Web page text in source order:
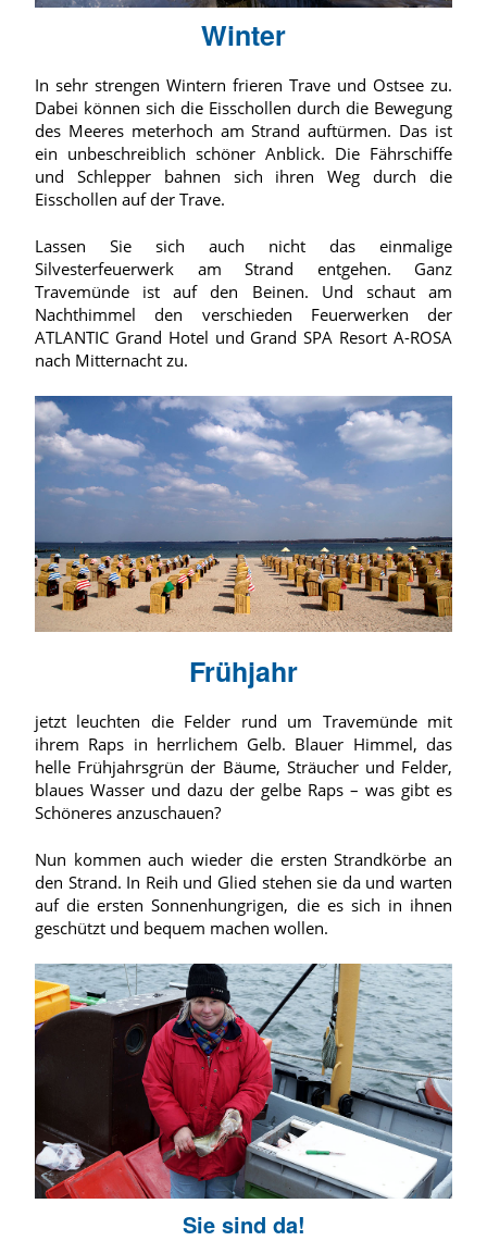
Winter
In sehr strengen Wintern frieren Trave und Ostsee zu.
Dabei können sich die Eisschollen durch die Bewegung
des Meeres meterhoch am Strand auftürmen. Das ist
ein unbeschreiblich schöner Anblick. Die Fährschiffe
und Schlepper bahnen sich ihren Weg durch die
Eisschollen auf der Trave.
Lassen Sie sich auch nicht das einmalige
Silvesterfeuerwerk am Strand entgehen. Ganz
Travemünde ist auf den Beinen. Und schaut am
Nachthimmel den verschieden Feuerwerken der
ATLANTIC Grand Hotel und Grand SPA Resort A-ROSA
nach Mitternacht zu.
Frühjahr
jetzt leuchten die Felder rund um Travemünde mit
ihrem Raps in herrlichem Gelb. Blauer Himmel, das
helle Frühjahrsgrün der Bäume, Sträucher und Felder,
blaues Wasser und dazu der gelbe Raps – was gibt es
Schöneres anzuschauen?
Nun kommen auch wieder die ersten Strandkörbe an
den Strand. In Reih und Glied stehen sie da und warten
auf die ersten Sonnenhungrigen, die es sich in ihnen
geschützt und bequem machen wollen.
Sie sind da!